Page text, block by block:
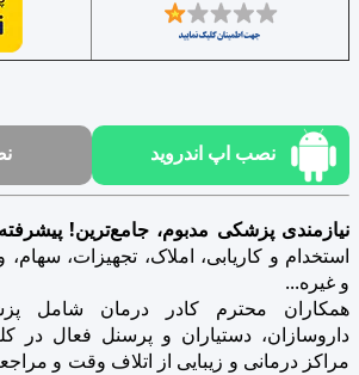
نصب اپ اندروید
نیازمندی پزشکی مدبوم، جامع‌ترین!
استخدام و کاریابی، املاک، تجهیزات،
و غیره...
همکاران محترم کادر درمان شامل
داروسازان، دستیاران و پرسنل فعال در
مراکز درمانی و زیبایی از اتلاف وقت و